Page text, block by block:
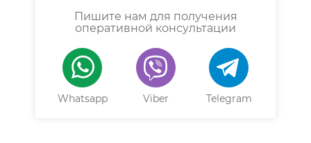
Пишите нам для получения
оперативной консультации
Whatsapp Viber Telegram